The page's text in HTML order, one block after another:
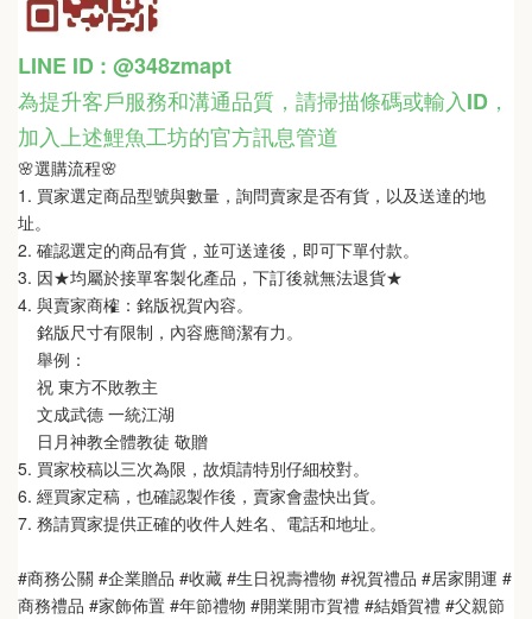
LINE ID : @348zmapt
為提升客戶服務和溝通品質，請掃描條碼或輸入ID ，
加入上述鯉魚工坊的官方訊息管道
🌸選購流程🌸
1. 買家選定商品型號與數量，詢問賣家是否有貨，以及送達的地
址。
2. 確認選定的商品有貨，並可送達後，即可下單付款。
3. 因★均屬於接單客製化產品，下訂後就無法退貨★
4. 與賣家商榷：銘版祝賀內容。
銘版尺寸有限制，內容應簡潔有力。
舉例：
祝 東方不敗教主
文成武德 一統江湖
日月神教全體教徒 敬贈
5. 買家校稿以三次為限，故煩請特別仔細校對。
6. 經買家定稿，也確認製作後，賣家會盡快出貨。
7. 務請買家提供正確的收件人姓名、電話和地址。
#商務公關 #企業贈品 #收藏 #生日祝壽禮物 #祝賀禮品 #居家開運 #
商務禮品 #家飾佈置 #年節禮物 #開業開市賀禮 #結婚賀禮 #父親節